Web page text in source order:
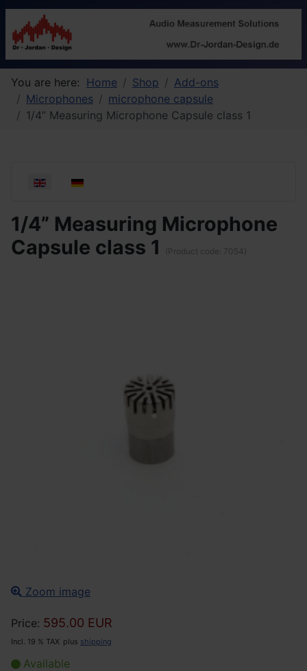
You are here: Home Shop
Add-ons
Microphones
microphone capsule
1/4” Measuring Microphone Capsule class 1
Select your language
1/4” Measuring Microphone
Capsule class 1
(Product code: 7054 )
Zoom image
Price: 595.00 EUR
Incl. 19 % TAX plus shipping
Available